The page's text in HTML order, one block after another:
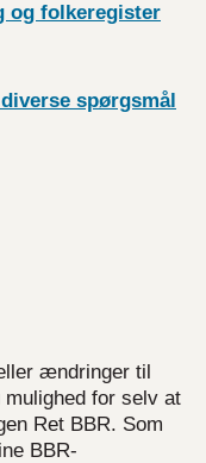
og folkeregister
spørgsmål
ændringer til
for selv at
Ret BBR. Som
BBR-